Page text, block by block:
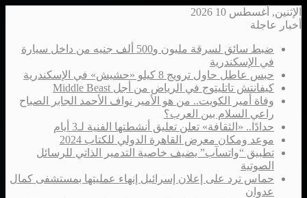
الإثنين, أغسطس 10 2026
أخبار عاجلة
ضبط سائق لسرقة مليون و500 ألف جنيه من داخل سيارة
في الإسكندرية
حبس عاطل حاول ترويج 8 كيلو «حشيش» في الإسكندرية
كيفانتش تاتليتوج في الرياض من أجل Middle Beast
وفاة أمير الكويت.. من هو الأمير نواف الأحمد الجابر الصباح
راعي السلام بين العرب؟
حدادًا.. «الثقافة» تعلن تعليق أنشطتها الفنية لـ3 أيام
موعد ومكان معرض القاهرة الدولي للكتاب 2024
تطبيق “واتسآب” يضيف خاصية التدمير الذاتي للرسائل
الصوتية
حماس ترد على إعلان إسرائيل إنهاء عمليتها بمستشفى كمال
عدوان